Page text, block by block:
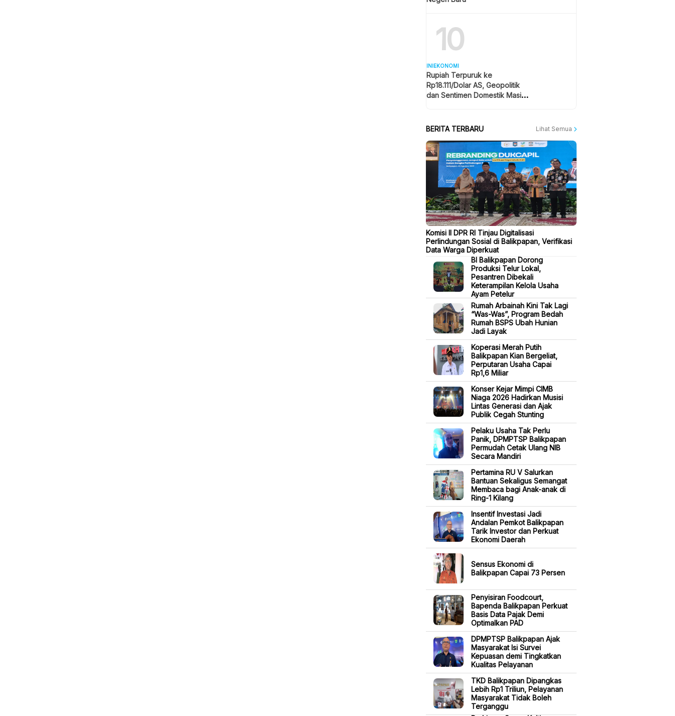
10
INIEKONOMI
Rupiah Terpuruk ke
Rp18.111/Dolar AS, Geopolitik
dan Sentimen Domestik Masih
BERITA TERBARU Lihat Semua
Komisi II DPR RI Tinjau Digitalisasi
Perlindungan Sosial di Balikpapan, Verifikasi
Data Warga Diperkuat
BI Balikpapan Dorong
Produksi Telur Lokal,
Pesantren Dibekali
Keterampilan Kelola Usaha
Ayam Petelur
Rumah Arbainah Kini Tak Lagi
“Was-Was”, Program Bedah
Rumah BSPS Ubah Hunian
Jadi Layak
Koperasi Merah Putih
Balikpapan Kian Bergeliat,
Perputaran Usaha Capai
Rp1,6 Miliar
Konser Kejar Mimpi CIMB
Niaga 2026 Hadirkan Musisi
Lintas Generasi dan Ajak
Publik Cegah Stunting
Pelaku Usaha Tak Perlu
Panik, DPMPTSP Balikpapan
Permudah Cetak Ulang NIB
Secara Mandiri
Pertamina RU V Salurkan
Bantuan Sekaligus Semangat
Membaca bagi Anak-anak di
Ring-1 Kilang
Insentif Investasi Jadi
Andalan Pemkot Balikpapan
Tarik Investor dan Perkuat
Ekonomi Daerah
Sensus Ekonomi di
Balikpapan Capai 73 Persen
Penyisiran Foodcourt,
Bapenda Balikpapan Perkuat
Basis Data Pajak Demi
Optimalkan PAD
DPMPTSP Balikpapan Ajak
Masyarakat Isi Survei
Kepuasan demi Tingkatkan
Kualitas Pelayanan
TKD Balikpapan Dipangkas
Lebih Rp1 Triliun, Pelayanan
Masyarakat Tidak Boleh
Terganggu